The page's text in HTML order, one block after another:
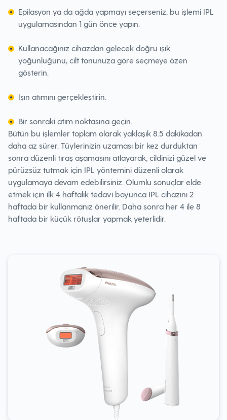
Epilasyon ya da ağda yapmayı seçerseniz, bu işlemi IPL
uygulamasından 1 gün önce yapın.
Kullanacağınız cihazdan gelecek doğru ışık
yoğunluğunu, cilt tonunuza göre seçmeye özen
gösterin.
Işın atımını gerçekleştirin.
Bir sonraki atım noktasına geçin.
Bütün bu işlemler toplam olarak yaklaşık 8.5 dakikadan
daha az sürer. Tüylerinizin uzaması bir kez durduktan
sonra düzenli tıraş aşamasını atlayarak, cildinizi güzel ve
pürüzsüz tutmak için IPL yöntemini düzenli olarak
uygulamaya devam edebilirsiniz. Olumlu sonuçlar elde
etmek için ilk 4 haftalık tedavi boyunca IPL cihazını 2
haftada bir kullanmanız önerilir. Daha sonra her 4 ile 8
haftada bir küçük rötuşlar yapmak yeterlidir.